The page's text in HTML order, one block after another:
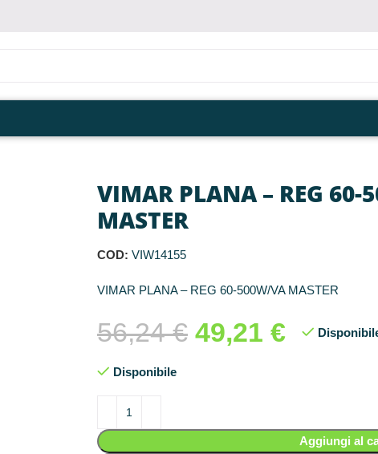
VIMAR PLANA – REG 60-
MASTER
COD: VIW14155
VIMAR PLANA – REG 60-500W/VA MASTER
56,24€ 49,21 €
Disponibile
Aggiungi al